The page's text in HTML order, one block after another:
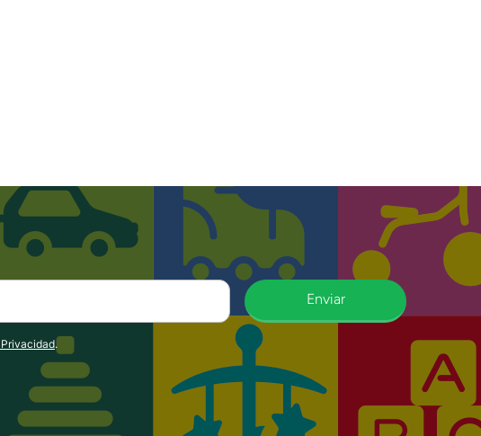
Enviar
.